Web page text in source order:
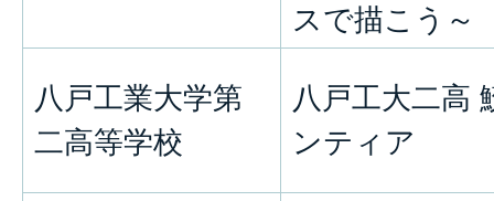
スで描こう～
八戸工業大学第
二高等学校
八戸工大二高
ンティア